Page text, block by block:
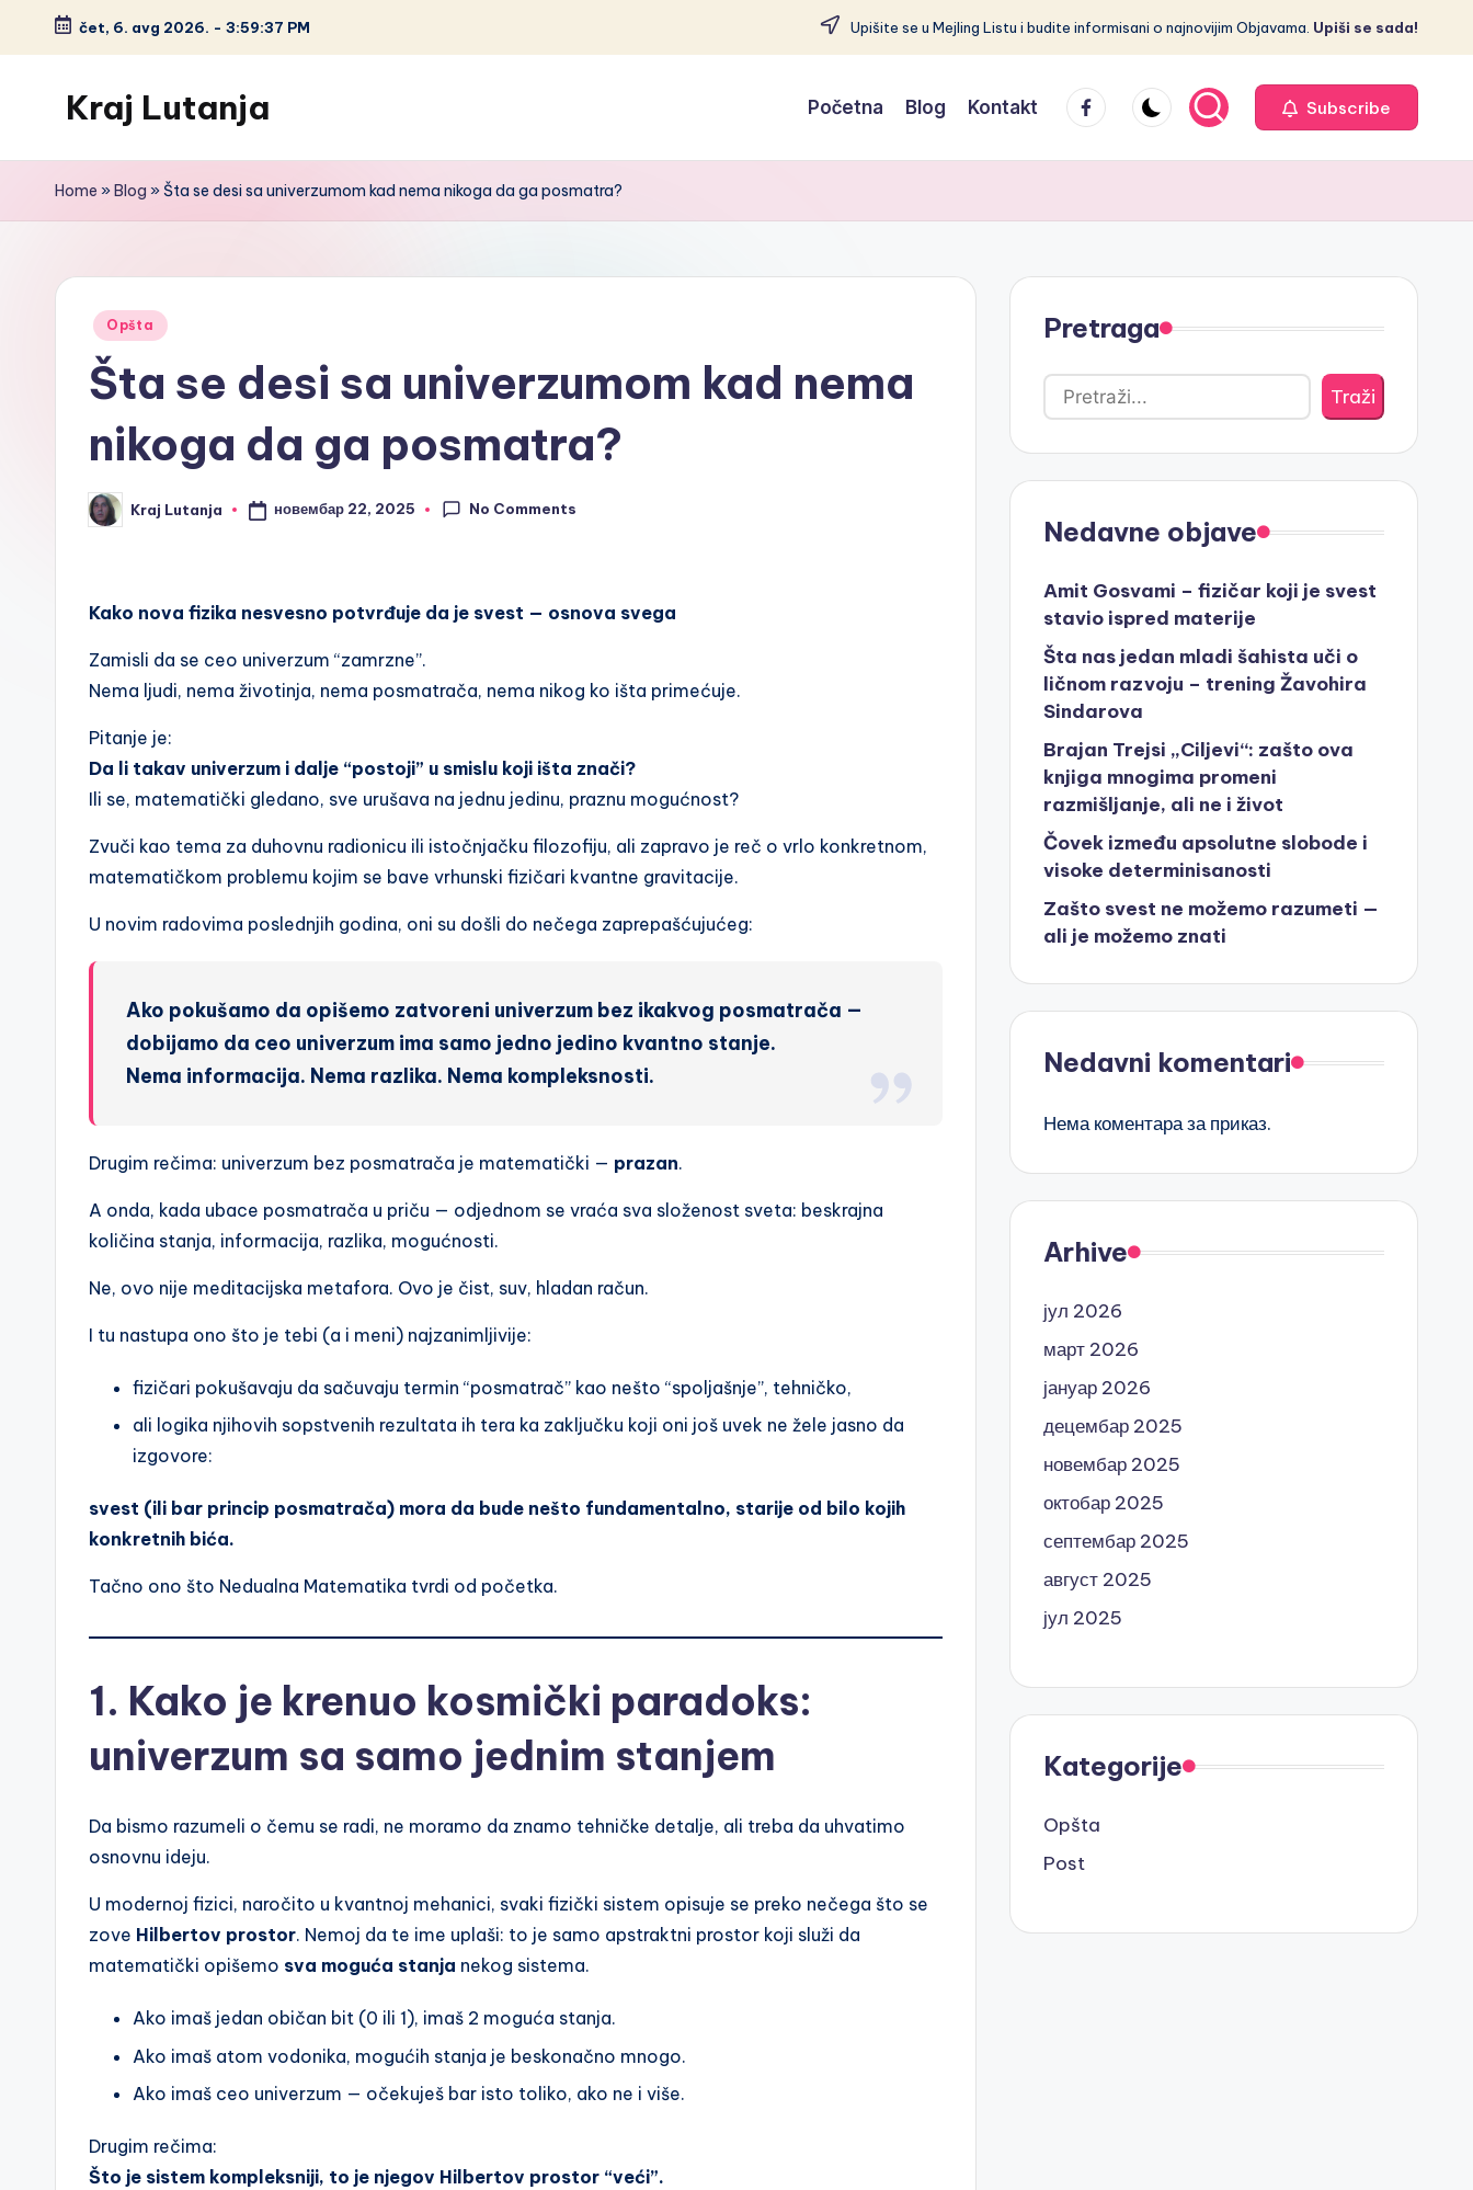
Skip
content
čet, 6. avg 2026. - 3:59:38 PM Upišite se u Mejling Listu i budite informisani o najnovijim Objavama. Upiši se sada!
Kraj Lutanja Početna Blog Kontakt Facebook Subscribe
Home »Blog »Šta se desi sa univerzumom kad nema nikoga da ga posmatra?
Posted
Opšta
Šta se desi sa univerzumom kad nema
nikoga da ga posmatra?
Posted
by
Kraj Lutanja новембар 22, 2025 No Comments
Kako nova fizika nesvesno potvrđuje da je svest — osnova svega
Zamisli da se ceo univerzum “zamrzne”.
Nema ljudi, nema životinja, nema posmatrača, nema nikog ko išta primećuje.
Pitanje je:
Da li takav univerzum i dalje “postoji” u smislu koji išta znači?
Ili se, matematički gledano, sve urušava na jednu jedinu, praznu mogućnost?
Zvuči kao tema za duhovnu radionicu ili istočnjačku filozofiju, ali zapravo je reč o vrlo konkretnom,
matematičkom problemu kojim se bave vrhunski fizičari kvantne gravitacije.
U novim radovima poslednjih godina, oni su došli do nečega zaprepašćujućeg:
Ako pokušamo da opišemo zatvoreni univerzum bez ikakvog posmatrača —
dobijamo da ceo univerzum ima samo jedno jedino kvantno stanje.
Nema informacija. Nema razlika. Nema kompleksnosti.
Drugim rečima: univerzum bez posmatrača je matematički — prazan.
A onda, kada ubace posmatrača u priču — odjednom se vraća sva složenost sveta: beskrajna
količina stanja, informacija, razlika, mogućnosti.
Ne, ovo nije meditacijska metafora. Ovo je čist, suv, hladan račun.
I tu nastupa ono što je tebi (a i meni) najzanimljivije:
fizičari pokušavaju da sačuvaju termin “posmatrač” kao nešto “spoljašnje”, tehničko,
ali logika njihovih sopstvenih rezultata ih tera ka zaključku koji oni još uvek ne žele jasno da
izgovore:
svest (ili bar princip posmatrača) mora da bude nešto fundamentalno, starije od bilo kojih
konkretnih bića.
Tačno ono što Nedualna Matematika tvrdi od početka.
1. Kako je krenuo kosmički paradoks:
univerzum sa samo jednim stanjem
Da bismo razumeli o čemu se radi, ne moramo da znamo tehničke detalje, ali treba da uhvatimo
osnovnu ideju.
U modernoj fizici, naročito u kvantnoj mehanici, svaki fizički sistem opisuje se preko nečega što se
zove Hilbertov prostor. Nemoj da te ime uplaši: to je samo apstraktni prostor koji služi da
matematički opišemo sva moguća stanja nekog sistema.
Ako imaš jedan običan bit (0 ili 1), imaš 2 moguća stanja.
Ako imaš atom vodonika, mogućih stanja je beskonačno mnogo.
Ako imaš ceo univerzum — očekuješ bar isto toliko, ako ne i više.
Drugim rečima:
Što je sistem kompleksniji, to je njegov Hilbertov prostor “veći”.
Pretraga
Traži
Nedavne objave
Amit Gosvami – fizičar koji je svest
stavio ispred materije
Šta nas jedan mladi šahista uči o
ličnom razvoju – trening Žavohira
Sindarova
Brajan Trejsi „Ciljevi“: zašto ova
knjiga mnogima promeni
razmišljanje, ali ne i život
Čovek između apsolutne slobode i
visoke determinisanosti
Zašto svest ne možemo razumeti —
ali je možemo znati
Nedavni komentari
Нема коментара за приказ.
Arhive
јул 2026
март 2026
јануар 2026
децембар 2025
новембар 2025
октобар 2025
септембар 2025
август 2025
јул 2025
Kategorije
Opšta
Post